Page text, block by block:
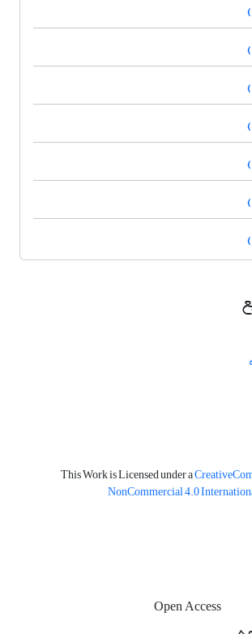
This Work is Licensed under a
NonCommercial 4.0